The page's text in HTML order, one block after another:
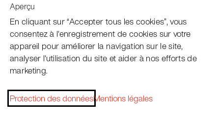
Service clientèle
Subscribe Pacojet Newsletter
Would you like to be regularly updated on news, event
Aperçu
En cliquant sur “Accepter tous les cookies”, vous
consentez à l'enregistrement de cookies sur votre
appareil pour améliorer la navigation sur le site,
analyser l'utilisation du site et aider à nos efforts de
marketing.
Protection des donnéesMentions légales